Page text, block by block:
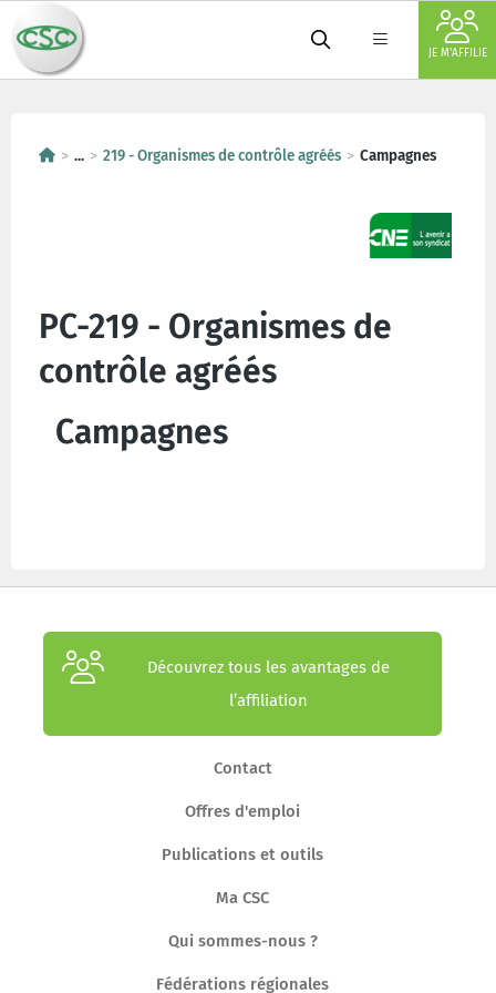
JE M'AFFILIE
... 219 - Organismes de contrôle agréés Campagnes
PC-219 - Organismes de
contrôle agréés
Campagnes
Découvrez tous les avantages de
l’affiliation
Contact
Offres d'emploi
Publications et outils
Ma CSC
Qui sommes-nous ?
Fédérations régionales